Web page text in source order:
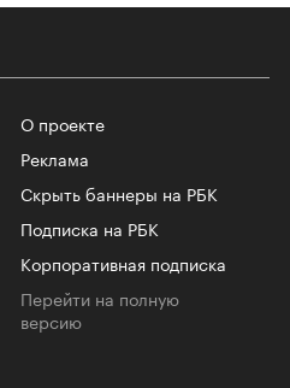
О проекте
Реклама
Скрыть баннеры на РБК
Подписка на РБК
Корпоративная подписка
Перейти на полную
версию